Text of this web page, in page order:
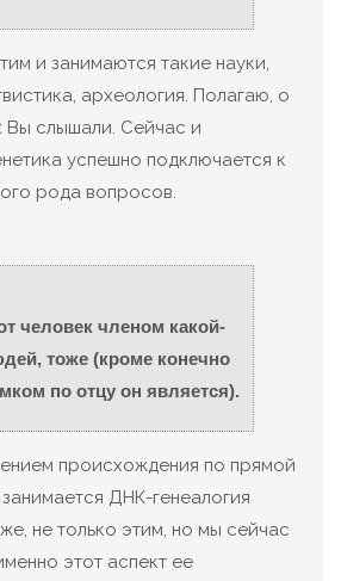
и занимаются такие науки,
археология. Полагаю, о
Вы слышали. Сейчас и
успешно подключается к
рода вопросов.
человек членом какой-
тоже (кроме конечно
по отцу он является).
происхождения по прямой
ДНК-генеалогия
не только этим, но мы сейчас
этот аспект ее